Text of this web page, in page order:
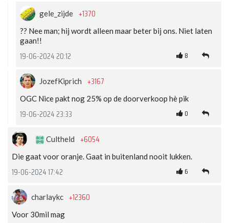
gele_zijde +1370
?? Nee man; hij wordt alleen maar beter bij ons. Niet laten
gaan!!
19-06-2024 20:12 8
JozefKiprich +3167
OGC Nice pakt nog 25% op de doorverkoop hè pik
19-06-2024 23:33 0
Cultheld +6054
Die gaat voor oranje. Gaat in buitenland nooit lukken.
19-06-2024 17:42 6
charlaykc +12360
Voor 30mil mag